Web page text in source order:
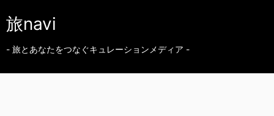
旅navi
- 旅とあなたをつなぐキュレーションメディア -